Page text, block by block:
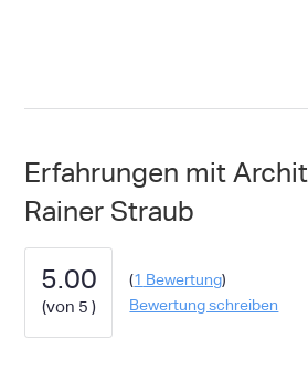
Erfahrungen mit
Rainer Straub
5.00
( )
(1 Bewertung)
Bewertung schreiben